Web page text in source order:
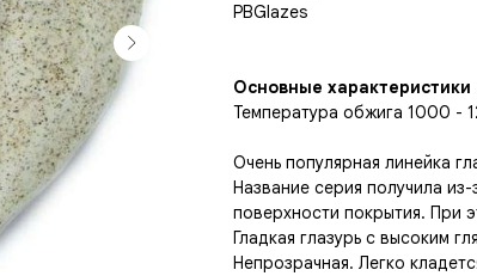
PBGlazes
Основные характеристики
Температура обжига 1000 -
Очень популярная линейка
Название серия получила
поверхности покрытия. При
Гладкая глазурь с высоким
Непрозрачная. Легко